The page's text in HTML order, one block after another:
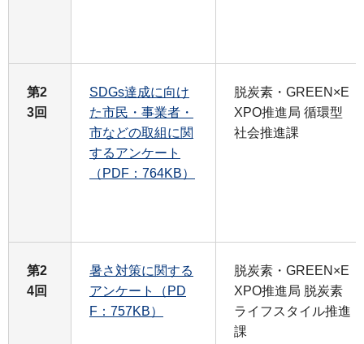
第2
3回
SDGs達成に向け
た市民・事業者・
市などの取組に関
するアンケート
（PDF：764KB）
脱炭素・GREEN×E
XPO推進局 循環型
社会推進課
第2
4回
暑さ対策に関する
アンケート（PD
F：757KB）
脱炭素・GREEN×E
XPO推進局 脱炭素
ライフスタイル推進
課